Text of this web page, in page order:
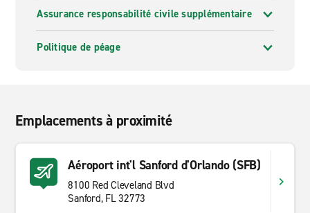
Assurance responsabilité civile supplémentaire
Politique de péage
Emplacements à proximité
Aéroport int'l Sanford d'Orlando (SFB)
8100 Red Cleveland Blvd
Sanford, FL 32773